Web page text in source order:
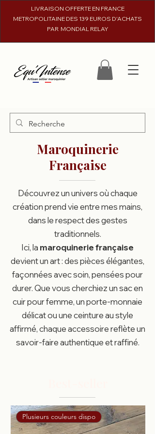
LIVRAISON OFFERTE EN FRANCE
METROPOLITAINE DES 139 EUROS D'ACHATS
PAR MONDIAL RELAY
Maroquinerie
Française
Découvrez un univers où chaque
création prend vie entre mes mains,
dans le respect des gestes
traditionnels.
Ici, la maroquinerie française
devient un art : des pièces élégantes,
façonnées avec soin, pensées pour
durer. Que vous cherchiez un sac en
cuir pour femme, un porte-monnaie
délicat ou une ceinture au style
affirmé, chaque accessoire reflète un
savoir-faire authentique et raffiné.
Plusieurs couleurs dispo